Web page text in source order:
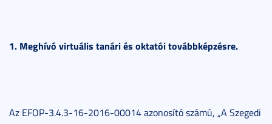
1. Meghívó virtuális tanári és oktatói továbbképzésre.
Az EFOP-3.4.3-16-2016-00014 azonosító számú, „A Szegedi